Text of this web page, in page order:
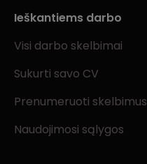
Ieškantiems darbo
Visi darbo skelbimai
Sukurti savo CV
Prenumeruoti skelbimus
Naudojimosi sąlygos